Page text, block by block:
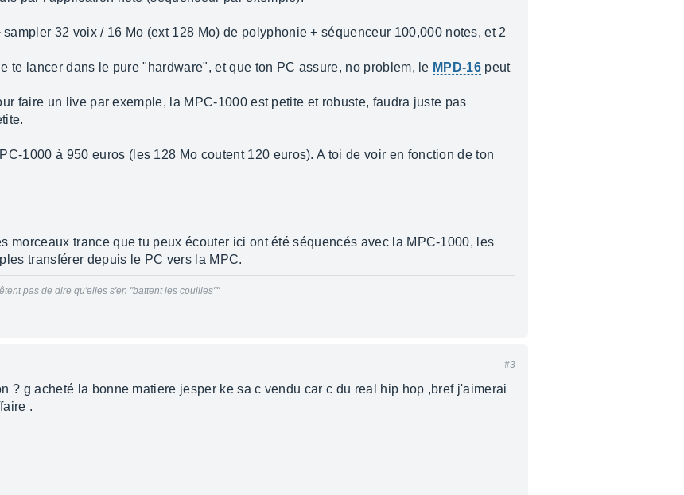
sampler 32 voix / 16 Mo (ext 128 Mo) de polyphonie + séquenceur 100,000 notes, et 2
te lancer dans le pure "hardware", et que ton PC assure, no problem, le MPD-16 peut
faire un live par exemple, la MPC-1000 est petite et robuste, faudra juste pas
1000 à 950 euros (les 128 Mo coutent 120 euros). A toi de voir en fonction de ton
morceaux trance que tu peux écouter ici ont été séquencés avec la MPC-1000, les
transférer depuis le PC vers la MPC.
pas de dire qu'elles s'en "battent les couilles""
#3
? g acheté la bonne matiere jesper ke sa c vendu car c du real hip hop ,bref j'aimerai
.